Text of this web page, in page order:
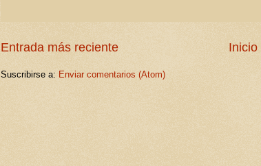
Entrada más reciente Inicio
Suscribirse a: Enviar comentarios (Atom)